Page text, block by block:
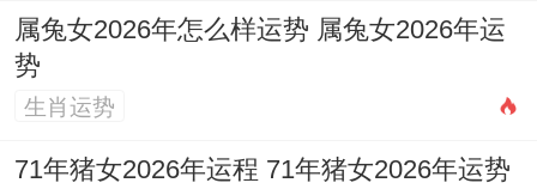
但命理玄妙之处在于转化，「咸池」并非全
然凶星
若能以清醒的理智驾驭其能量，亦可将其转
化为增进夫妻情趣、重燃爱火的催化剂
属兔女2026年怎么样运势 属兔女2026年运
势
生肖运势
71年猪女2026年运程 71年猪女2026年运势